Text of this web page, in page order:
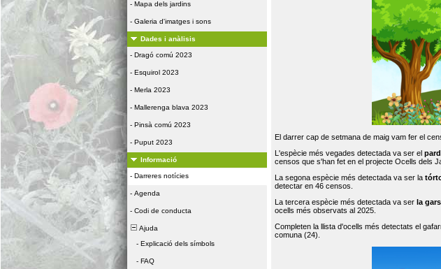
- Mapa dels jardins
- Galeria d'imatges i sons
Dades i anàlisis
- Dragó comú 2023
- Esquirol 2023
- Merla 2023
- Mallerenga blava 2023
- Pinsà comú 2023
- Puput 2023
Informació
- Darreres notícies
- Agenda
- Codi de conducta
Ajuda
- Explicació dels símbols
- FAQ
El darrer cap de setmana de maig vam fer el
L'espècie més vegades detectada va ser el
censos que s'han fet en el projecte Ocells dels
La segona espècie més detectada va ser la
detectar en 46 censos.
La tercera espècie més detectada va ser la
ocells més observats al 2025.
Completen la llista d'ocells més detectats el
comuna (24).